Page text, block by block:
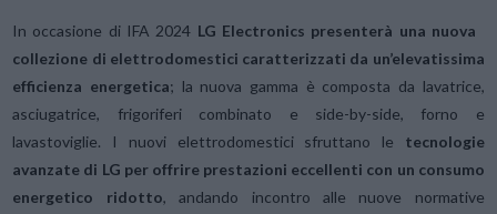
In occasione di IFA 2024 LG Electronics presenterà una nuova
collezione di elettrodomestici caratterizzati da un’elevatissima
efficienza energetica; la nuova gamma è composta da lavatrice,
asciugatrice, frigoriferi combinato e side-by-side, forno e
lavastoviglie. I nuovi elettrodomestici sfruttano le tecnologie
avanzate di LG per offrire prestazioni eccellenti con un consumo
energetico ridotto, andando incontro alle nuove normative